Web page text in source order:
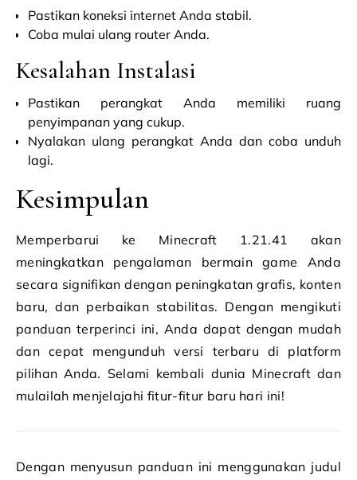
Pastikan koneksi internet Anda stabil.
Coba mulai ulang router Anda.
Kesalahan Instalasi
Pastikan perangkat Anda memiliki ruang
penyimpanan yang cukup.
Nyalakan ulang perangkat Anda dan coba unduh
lagi.
Kesimpulan
Memperbarui ke Minecraft 1.21.41 akan
meningkatkan pengalaman bermain game Anda
secara signifikan dengan peningkatan grafis, konten
baru, dan perbaikan stabilitas. Dengan mengikuti
panduan terperinci ini, Anda dapat dengan mudah
dan cepat mengunduh versi terbaru di platform
pilihan Anda. Selami kembali dunia Minecraft dan
mulailah menjelajahi fitur-fitur baru hari ini!
Dengan menyusun panduan ini menggunakan judul